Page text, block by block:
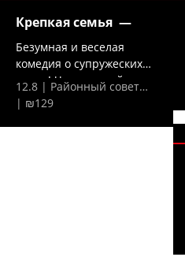
Крепкая семья —
Безумная и веселая
комедия о супружеских
парах! Что произойдет,...
12.8 | Районный совет…
| ₪129